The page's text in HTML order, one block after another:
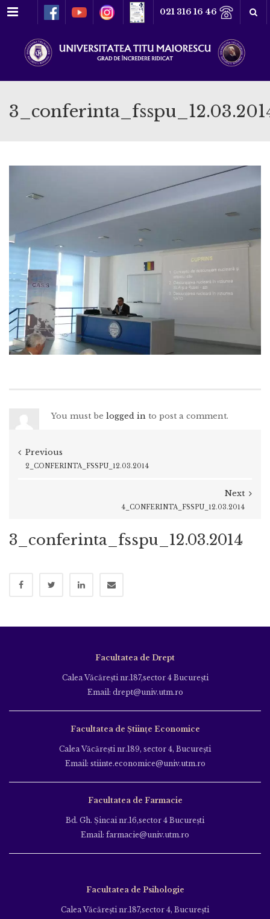
Meniu 021 316 16 46
You must be logged in to post a comment.
Previous
2_CONFERINTA_FSSPU_12.03.2014
Next
4_CONFERINTA_FSSPU_12.03.2014
3_conferinta_fsspu_12.03.2014
Facultatea de Drept
Calea Văcăreşti nr.187,sector 4 Bucureşti
Email: drept@univ.utm.ro
Facultatea de Științe Economice
Calea Văcăreşti nr.189, sector 4, Bucureşti
Email: stiinte.economice@univ.utm.ro
Facultatea de Farmacie
Bd. Gh. Şincai nr.16,sector 4 Bucureşti
Email: farmacie@univ.utm.ro
Facultatea de Psihologie
Calea Văcăreşti nr.187,sector 4, Bucureşti